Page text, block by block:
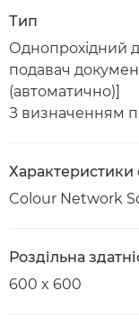
Тип
Однопрохідний
подавач
(автоматично)]
З визначенням
Характеристики
Colour Network
Роздільна
600 x 600